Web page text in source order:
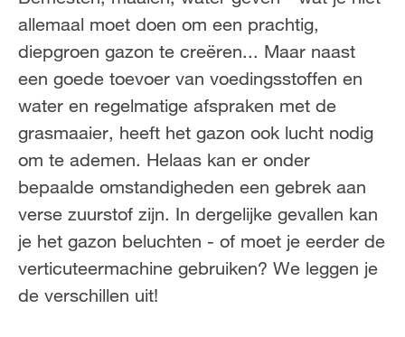
allemaal moet doen om een prachtig,
diepgroen gazon te creëren... Maar naast
een goede toevoer van voedingsstoffen en
water en regelmatige afspraken met de
grasmaaier, heeft het gazon ook lucht nodig
om te ademen. Helaas kan er onder
bepaalde omstandigheden een gebrek aan
verse zuurstof zijn. In dergelijke gevallen kan
je het gazon beluchten - of moet je eerder de
verticuteermachine gebruiken? We leggen je
de verschillen uit!